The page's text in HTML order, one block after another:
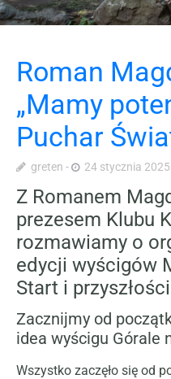
Roman
„Mamy
Puchar
greten 24 stycznia 2025
Z Romanem
prezesem Klubu
rozmawiamy o
edycji wyścigów
Start i
Zacznijmy od
idea wyścigu Górale
Wszystko zaczęło się od